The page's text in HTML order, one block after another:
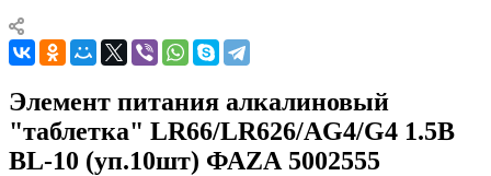
Элемент питания алкалиновый
"таблетка" LR66/LR626/AG4/G4 1.5В
BL-10 (уп.10шт) ФАZА 5002555